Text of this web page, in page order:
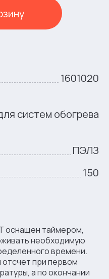
1601020
систем обогрева
ПЭЛЗ
150
оснащен таймером,
необходимую
времени.
при первом
а по окончании